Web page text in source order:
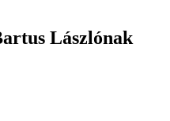
Lászlónak